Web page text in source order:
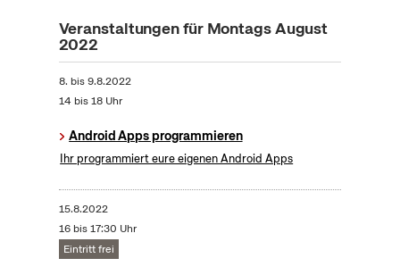
Veranstaltungen für Montags August
2022
8. bis9.8.2022
14 bis 18 Uhr
Android Apps programmieren
Ihr programmiert eure eigenen Android Apps
15.8.2022
16 bis 17:30 Uhr
Eintritt frei